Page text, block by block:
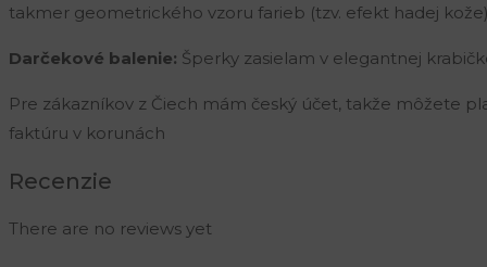
takmer geometrického vzoru farieb (tzv. efekt hadej
Darčekové balenie: Šperky zasielam v elegantnej
Pre zákazníkov z Čiech mám český účet, takže môžete
faktúru v korunách
Recenzie
There are no reviews yet